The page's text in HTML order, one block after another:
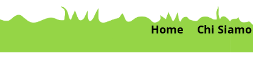
Home Chi Siamo